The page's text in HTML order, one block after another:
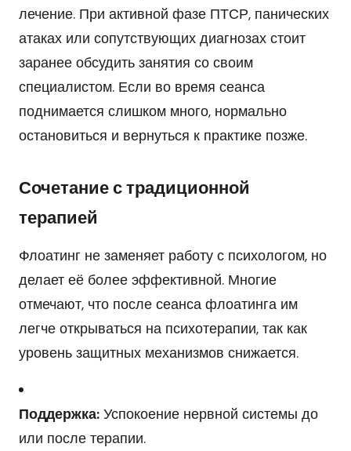
лечение. При активной фазе ПТСР, панических
атаках или сопутствующих диагнозах стоит
заранее обсудить занятия со своим
специалистом. Если во время сеанса
поднимается слишком много, нормально
остановиться и вернуться к практике позже.
Сочетание с традиционной
терапией
Флоатинг не заменяет работу с психологом, но
делает её более эффективной. Многие
отмечают, что после сеанса флоатинга им
легче открываться на психотерапии, так как
уровень защитных механизмов снижается.
Поддержка: Успокоение нервной системы до
или после терапии.